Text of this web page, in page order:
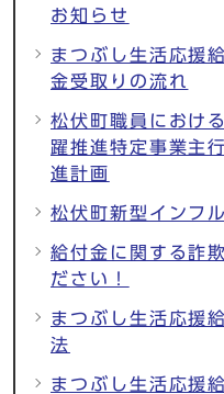
お知らせ
まつぶし生活応援
金受取りの流れ
松伏町職員におけ
躍推進特定事業主
進計画
松伏町新型インフ
給付金に関する詐
ださい！
まつぶし生活応援
法
まつぶし生活応援